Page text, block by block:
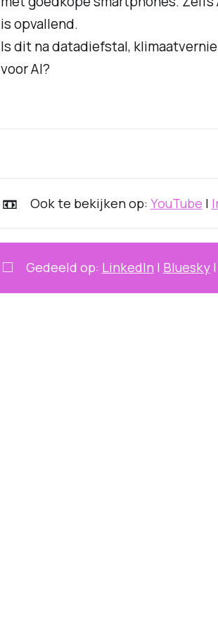
is opvallend.
Is dit na datadiefstal,
voor AI?
📼 Ook te bekijken op: YouTube |
◻️ Gedeeld op: LinkedIn | Bluesky|